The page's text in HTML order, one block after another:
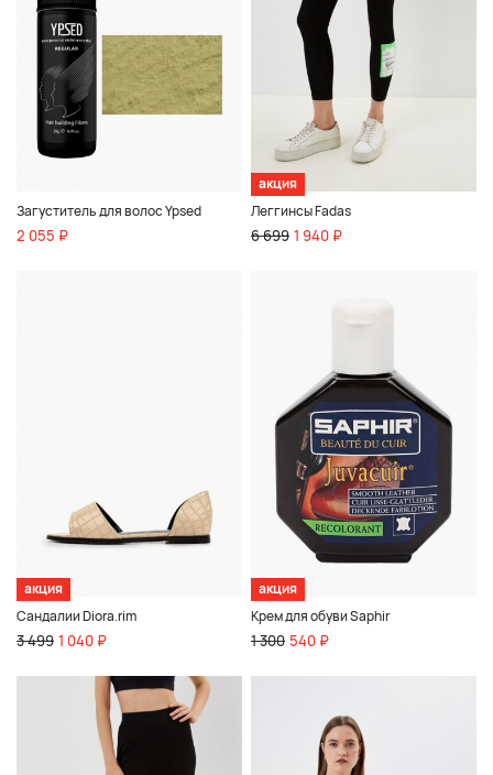
Загуститель для волос Ypsed
2 055 ₽
акция
Леггинсы Fadas
6 699 1 940 ₽
акция
Сандалии Diora.rim
3 499 1 040 ₽
акция
Крем для обуви Saphir
1 300 540 ₽